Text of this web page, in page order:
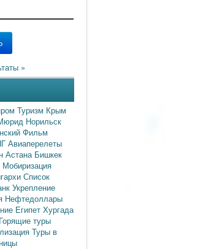
Туризм Крым
Норильск
Фильм
Авиаперелеты
Астана Бишкек
Мобиризация
Список
Укрепление
Нефтедоллары
Египет Хургада
Горящие туры
Туры в